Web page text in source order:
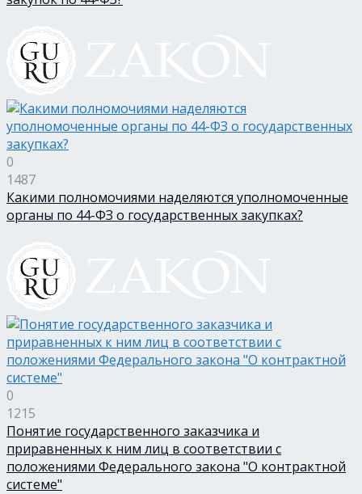
0
1487
Какими полномочиями наделяются уполномоченные
органы по 44-ФЗ о государственных закупках?
0
1215
Понятие государственного заказчика и
приравненных к ним лиц в соответствии с
положениями Федерального закона "О контрактной
системе"